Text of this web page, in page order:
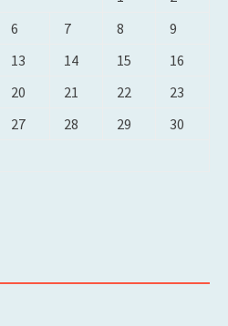
6 7 8
9
13 14 15
16
20 21 22
23
27 28 29
30